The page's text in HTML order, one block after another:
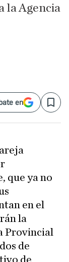
la Agencia
en Save
que ya no
en el
la
Provincial
de
de